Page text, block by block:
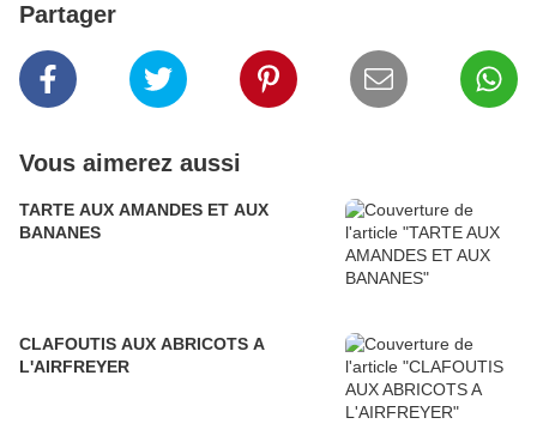
Partager
Vous aimerez aussi
TARTE AUX AMANDES ET AUX
BANANES
CLAFOUTIS AUX ABRICOTS A
L'AIRFREYER